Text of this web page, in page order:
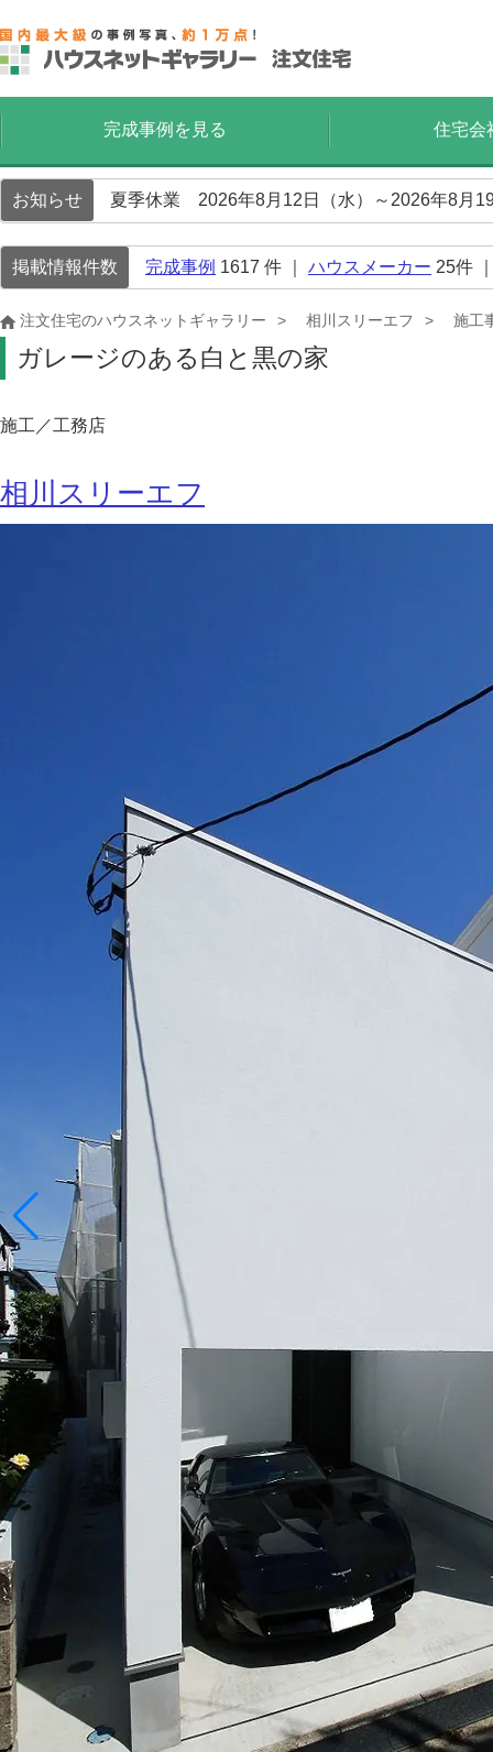
完成事例を見る 住宅会
お知らせ 夏季休業 2026年8月12日（水）～2026年8月
掲載情報件数 完成事例 1617 件 ｜ ハウスメーカー 25件
注文住宅のハウスネットギャラリー 相川スリーエフ 施工
ガレージのある白と黒の家
施工／工務店
相川スリーエフ